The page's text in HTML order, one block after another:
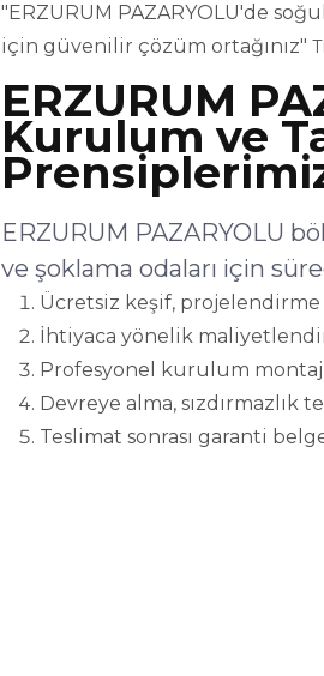
"ERZURUM PAZARYOLU'de
için güvenilir çözüm ortağınız"
ERZURUM
Kurulum ve
ERZURUM PAZARYOLU
ve şoklama odaları için
Ücretsiz keşif, projelendirme
İhtiyaca yönelik
Profesyonel kurulum
Devreye alma, sızdırmazlık
Teslimat sonrası garanti